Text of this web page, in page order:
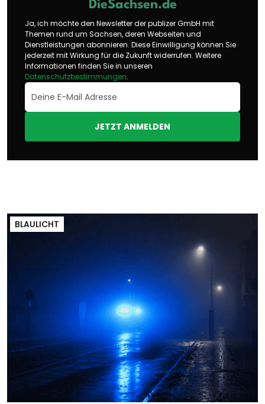
DieSachsen.de
Ja, ich möchte den Newsletter der publizer GmbH mit
Themen rund um Sachsen, deren Webseiten und
Dienstleistungen abonnieren. Diese Einwilligung können Sie
jederzeit mit Wirkung für die Zukunft widerrufen. Weitere
Informationen finden Sie in unseren
Datenschutzbestimmungen.
JETZT ANMELDEN
BLAULICHT